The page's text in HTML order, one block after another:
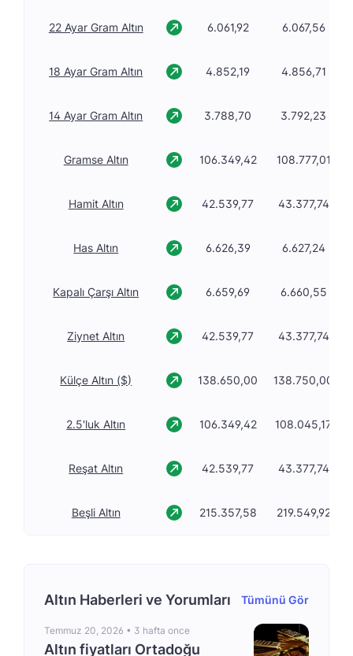
22 Ayar Gram Altın 6.061,92 6.067,56
18 Ayar Gram Altın 4.852,19 4.856,71
14 Ayar Gram Altın 3.788,70 3.792,23
Gramse Altın 106.349,42 108.777,01
Hamit Altın 42.539,77 43.377,74
Has Altın 6.626,39 6.627,24
Kapalı Çarşı Altın 6.659,69 6.660,55
Ziynet Altın 42.539,77 43.377,74
Külçe Altın ($) 138.650,00 138.750,00
2.5'luk Altın 106.349,42 108.045,17
Reşat Altın 42.539,77 43.377,74
Beşli Altın 215.357,58 219.549,92
Altın Haberleri ve Yorumları Tümünü Gör
Temmuz 20, 2026 • 3 hafta once
Altın fiyatları Ortadoğu